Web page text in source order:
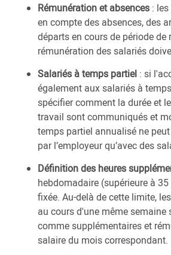
Rémunération et absences :
en compte des absences, des
départs en cours de période de
rémunération des salariés
Salariés à temps partiel : si
également aux salariés à
spécifier comment la durée et
travail sont communiqués et
temps partiel annualisé ne
par l’employeur qu’avec des
Définition des heures
hebdomadaire (supérieure à
fixée. Au-delà de cette limite,
au cours d'une même semaine
comme supplémentaires et
salaire du mois correspondant.